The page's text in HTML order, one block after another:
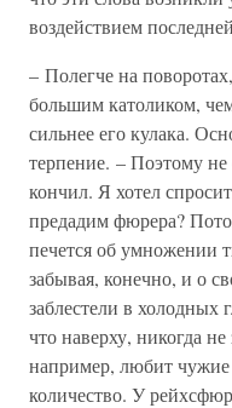
воздействием
– Полегче на
большим католиком,
сильнее его кулака.
терпение. – Поэтому
кончил. Я хотел
предадим фюрера?
печется об умножении
забывая, конечно, и о
заблестели в холодных
что наверху, никогда
например, любит
количество. У